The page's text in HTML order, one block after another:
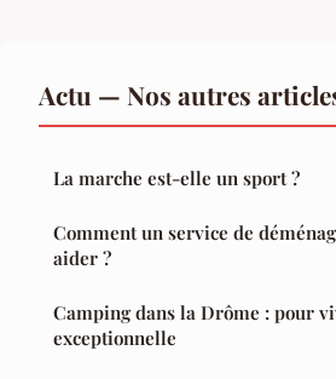
Actu — Nos autres
La marche est-elle un sport ?
Comment un service de
aider ?
Camping dans la Drôme : pour
exceptionnelle